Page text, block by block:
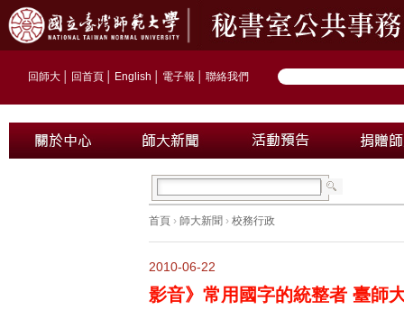
回師大 回首頁 English 電子報 聯絡我們
首頁 › 師大新聞 › 校務行政
2010-06-22
影音》常用國字的統整者 臺師